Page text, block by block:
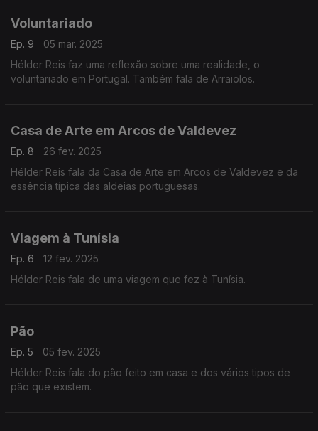
Voluntariado
Ep. 9
05 mar. 2025
Hélder Reis faz uma reflexão sobre uma realidade, o
voluntariado em Portugal. Também fala de Arraiolos.
Casa de Arte em Arcos de Valdevez
Ep. 8
26 fev. 2025
Hélder Reis fala da Casa de Arte em Arcos de Valdevez e da
essência típica das aldeias portuguesas.
Viagem à Tunísia
Ep. 6
12 fev. 2025
Hélder Reis fala de uma viagem que fez à Tunísia.
Pão
Ep. 5
05 fev. 2025
Hélder Reis fala do pão feito em casa e dos vários tipos de
pão que existem.